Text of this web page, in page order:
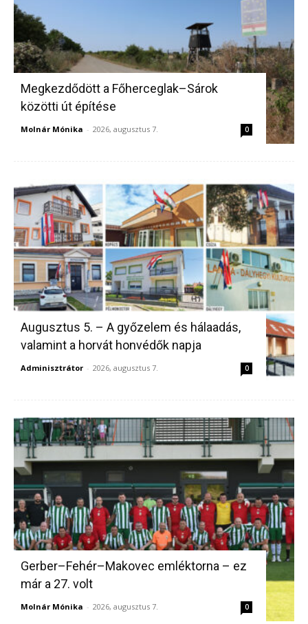
Megkezdődött a Főherceglak–Sárok
közötti út építése
Molnár Mónika - 2026, augusztus 7. 0
Augusztus 5. – A győzelem és hálaadás,
valamint a horvát honvédők napja
Adminisztrátor - 2026, augusztus 7. 0
Gerber–Fehér–Makovec emléktorna – ez
már a 27. volt
Molnár Mónika - 2026, augusztus 7. 0